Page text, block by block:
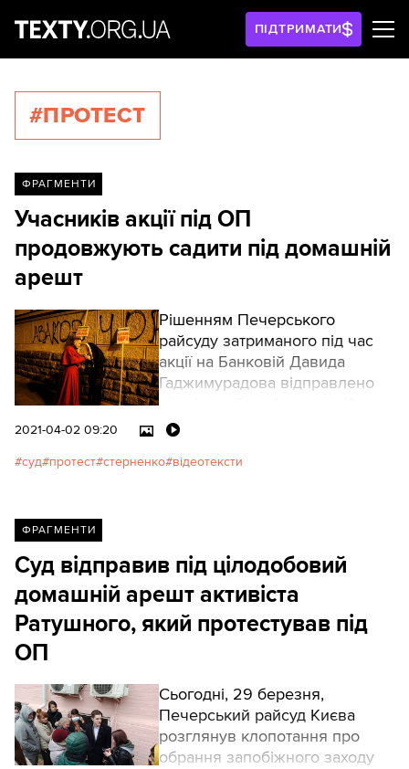
ПІДТРИМАТИ
#ПРОТЕСТ
ФРАГМЕНТИ
Учасників акції під ОП
продовжують садити під домашній
арешт
Рішенням Печерського
райсуду затриманого під час
акції на Банковій Давида
Гаджимурадова відправлено
арешт. Згодом аналогічний
Філімонова.
2021-04-02 09:20
суд протест стерненко відеотексти
ФРАГМЕНТИ
Суд відправив під цілодобовий
домашній арешт активіста
Ратушного, який протестував під
ОП
Сьогодні, 29 березня,
Печерський райсуд Києва
розглянув клопотання про
обрання запобіжного заходу